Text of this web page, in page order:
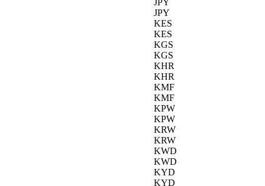
JPY
JPY
KES
KES
KGS
KGS
KHR
KHR
KMF
KMF
KPW
KPW
KRW
KRW
KWD
KWD
KYD
KYD